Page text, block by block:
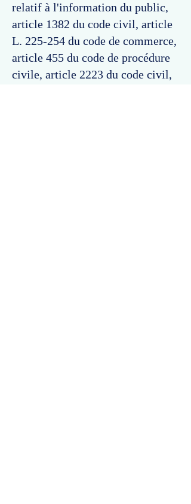
relatif à l'information du public,
article 1382 du code civil, article
L. 225-254 du code de commerce,
article 455 du code de procédure
civile, article 2223 du code civil,